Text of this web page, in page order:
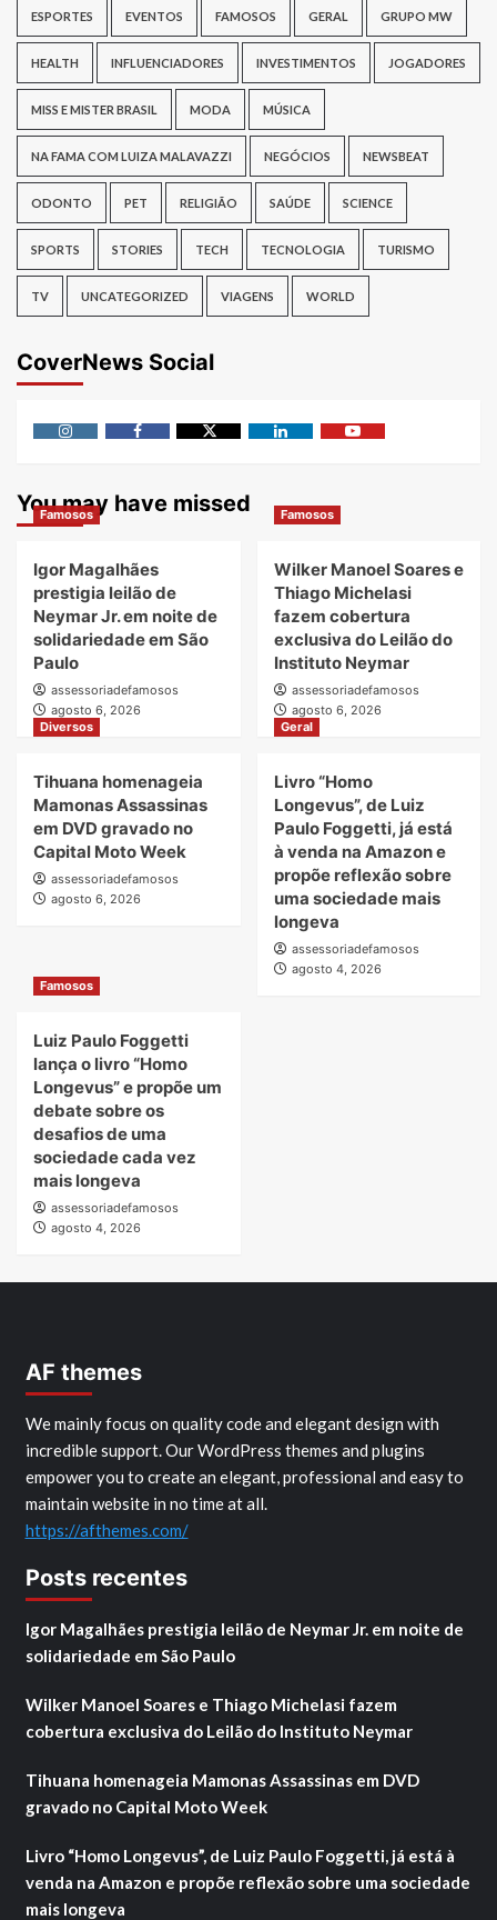
ESPORTES EVENTOS FAMOSOS GERAL GRUPO MW
HEALTH INFLUENCIADORES INVESTIMENTOS JOGADORES
MISS E MISTER BRASIL MODA MÚSICA
NA FAMA COM LUIZA MALAVAZZI NEGÓCIOS NEWSBEAT
ODONTO PET RELIGIÃO SAÚDE SCIENCE
SPORTS STORIES TECH TECNOLOGIA TURISMO
TV UNCATEGORIZED VIAGENS WORLD
CoverNews Social
You may have missed
Famosos
Igor Magalhães
prestigia leilão de
Neymar Jr. em noite de
solidariedade em São
Paulo
assessoriadefamosos
agosto 6, 2026
Famosos
Wilker Manoel Soares e
Thiago Michelasi
fazem cobertura
exclusiva do Leilão do
Instituto Neymar
assessoriadefamosos
agosto 6, 2026
Diversos
Tihuana homenageia
Mamonas Assassinas
em DVD gravado no
Capital Moto Week
assessoriadefamosos
agosto 6, 2026
Geral
Livro “Homo
Longevus”, de Luiz
Paulo Foggetti, já está
à venda na Amazon e
propõe reflexão sobre
uma sociedade mais
longeva
assessoriadefamosos
agosto 4, 2026
Famosos
Luiz Paulo Foggetti
lança o livro “Homo
Longevus” e propõe um
debate sobre os
desafios de uma
sociedade cada vez
mais longeva
assessoriadefamosos
agosto 4, 2026
AF themes
We mainly focus on quality code and elegant design with
incredible support. Our WordPress themes and plugins
empower you to create an elegant, professional and easy to
maintain website in no time at all.
https://afthemes.com/
Posts recentes
Igor Magalhães prestigia leilão de Neymar Jr. em noite de
solidariedade em São Paulo
Wilker Manoel Soares e Thiago Michelasi fazem
cobertura exclusiva do Leilão do Instituto Neymar
Tihuana homenageia Mamonas Assassinas em DVD
gravado no Capital Moto Week
Livro “Homo Longevus”, de Luiz Paulo Foggetti, já está à
venda na Amazon e propõe reflexão sobre uma sociedade
mais longeva